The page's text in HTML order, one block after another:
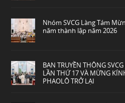
Nhóm SVCG Làng Tám
năm thành lập năm 2026
BAN TRUYỀN THÔNG
LẦN THỨ 17 VÀ MỪNG
PHAOLÔ TRỞ LẠI